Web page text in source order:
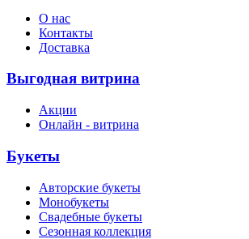
О нас
Контакты
Доставка
Выгодная витрина
Акции
Онлайн - витрина
Букеты
Авторские букеты
Монобукеты
Свадебные букеты
Сезонная коллекция